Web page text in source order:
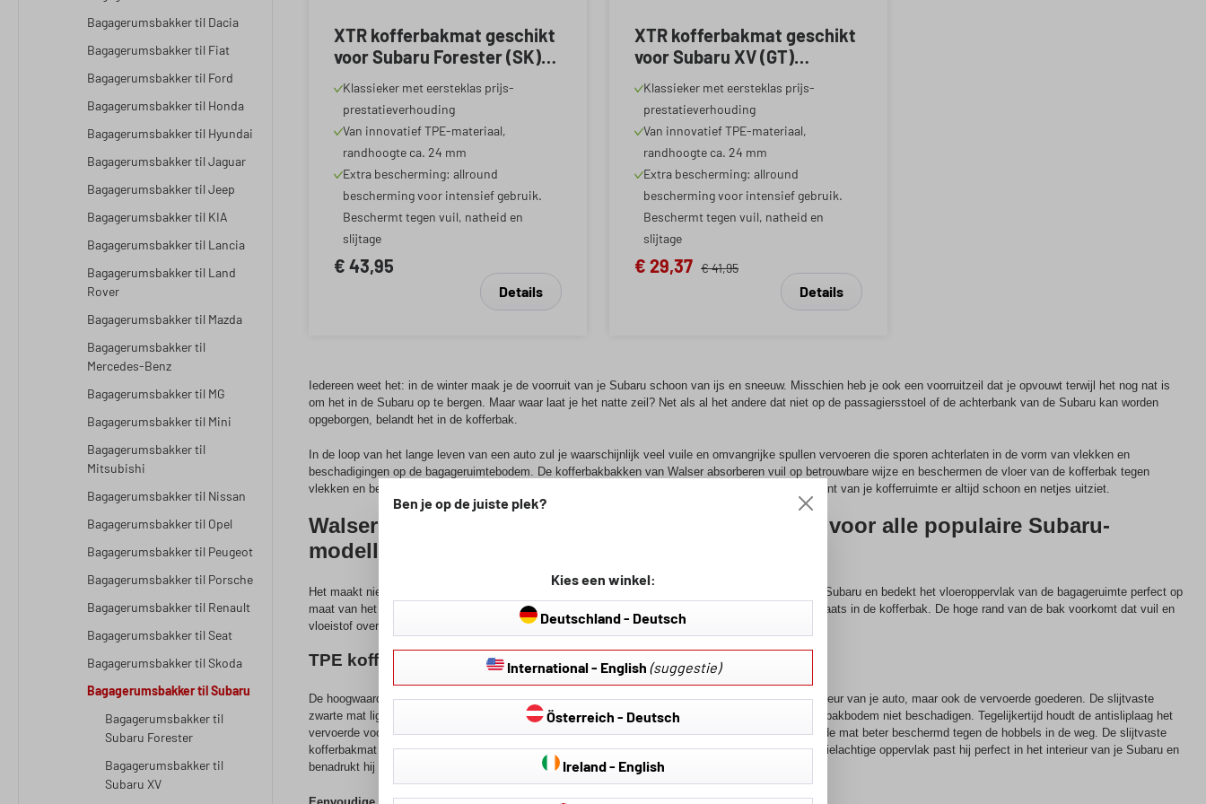
Bagagerumsbakker til Dacia
Bagagerumsbakker til Fiat
Bagagerumsbakker til Ford
Bagagerumsbakker til Honda
Bagagerumsbakker til Hyundai
Bagagerumsbakker til Jaguar
Bagagerumsbakker til Jeep
Bagagerumsbakker til KIA
Bagagerumsbakker til Lancia
Bagagerumsbakker til Land
Rover
Bagagerumsbakker til Mazda
Bagagerumsbakker til
Mercedes-Benz
Bagagerumsbakker til MG
Bagagerumsbakker til Mini
Bagagerumsbakker til
Mitsubishi
Bagagerumsbakker til Nissan
Bagagerumsbakker til Opel
Bagagerumsbakker til Peugeot
Bagagerumsbakker til Porsche
Bagagerumsbakker til Renault
Bagagerumsbakker til Seat
Bagagerumsbakker til Skoda
Bagagerumsbakker til Subaru
Bagagerumsbakker til
Subaru Forester
Bagagerumsbakker til
Subaru XV
XTR kofferbakmat geschikt
voor Subaru Forester (SK)
04/2018-2024
Klassieker met eersteklas prijs-
prestatieverhouding
Van innovatief TPE-materiaal,
randhoogte ca. 24 mm
Extra bescherming: allround
bescherming voor intensief gebruik.
Beschermt tegen vuil, natheid en
slijtage
€ 43,95
Details
XTR kofferbakmat geschikt
voor Subaru XV (GT)
04/2017-2023
Klassieker met eersteklas prijs-
prestatieverhouding
Van innovatief TPE-materiaal,
randhoogte ca. 24 mm
Extra bescherming: allround
bescherming voor intensief gebruik.
Beschermt tegen vuil, natheid en
slijtage
€ 29,37 € 41,95
Details
Iedereen weet het: in de winter maak je de voorruit van je Subaru schoon van ijs en sneeuw. Misschien heb je ook een voorruitzeil dat je opvouwt terwijl het nog nat is
om het in de Subaru op te bergen. Maar waar laat je het natte zeil? Net als al het andere dat niet op de passagiersstoel of de achterbank van de Subaru kan worden
opgeborgen, belandt het in de kofferbak.
In de loop van het lange leven van een auto zul je waarschijnlijk veel vuile en omvangrijke spullen vervoeren die sporen achterlaten in de vorm van vlekken en
beschadigingen op de bagageruimtebodem. De kofferbakbakken van Walser absorberen vuil op betrouwbare wijze en beschermen de vloer van de kofferbak tegen
vlekken en beschadigingen. Ze zijn gemakkelijk schoon te maken en zorgen ervoor dat de binnenkant van je kofferruimte er altijd schoon en netjes uitziet.
Walser bagageruimtebekledingen zijn verkrijgbaar voor alle populaire Subaru-
modellen
Het maakt niet uit welk Subaru-model je rijdt - de Walser bagageruimtezak is verkrijgbaar voor elke Subaru en bedekt het vloeroppervlak van de bagageruimte perfect op
maat van het model. Hierdoor kan de bak niet wegglijden en blijven vervoerde voorwerpen op hun plaats in de kofferbak. De hoge rand van de bak voorkomt dat vuil en
vloeistof over de randen in de bagageruimte terechtkomen.
TPE kofferbakmat van Walser
De hoogwaardige kofferbakmatten van thermoplastisch elastomeer beschermen niet alleen het interieur van je auto, maar ook de vervoerde goederen. De slijtvaste
zwarte mat ligt als een kussen in je kofferbak en zorgt ervoor dat grote, zware voorwerpen de kofferbakbodem niet beschadigen. Tegelijkertijd houdt de antisliplaag het
vervoerde voorwerp op zijn plaats. Dankzij de licht gewatteerde basis zijn breekbare voorwerpen in de mat beter beschermd tegen de hobbels in de weg. De slijtvaste
kofferbakmat blijft zacht en elastisch bij extreme temperaturen van -50 tot +50 graden. Met zijn textielachtige oppervlak past hij perfect in het interieur van je Subaru en
benadrukt hij het elegante, waardige interieur van je auto.
Ben je op de juiste plek?
Kies een winkel:
Deutschland - Deutsch
International - English (suggestie)
Österreich - Deutsch
Ireland - English